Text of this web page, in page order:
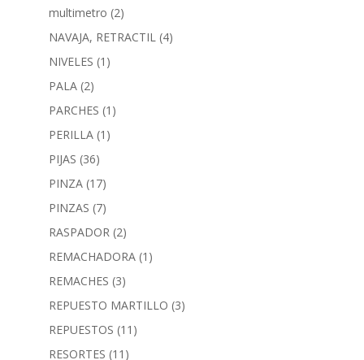
multimetro (2)
NAVAJA, RETRACTIL (4)
NIVELES (1)
PALA (2)
PARCHES (1)
PERILLA (1)
PIJAS (36)
PINZA (17)
PINZAS (7)
RASPADOR (2)
REMACHADORA (1)
REMACHES (3)
REPUESTO MARTILLO (3)
REPUESTOS (11)
RESORTES (11)